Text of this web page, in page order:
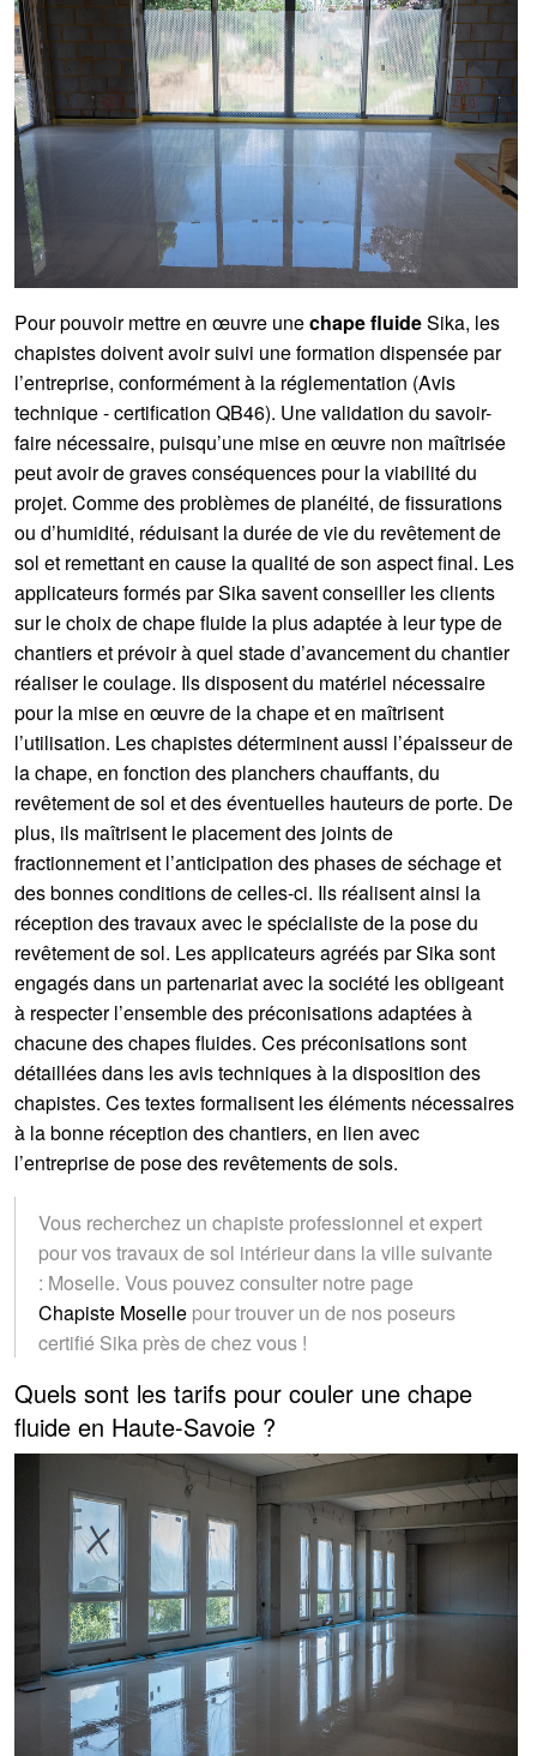
Pour pouvoir mettre en œuvre unechape fluideSika, les
chapistes doivent avoir suivi une formation dispensée par
l’entreprise, conformément à la réglementation (Avis
technique - certification QB46). Une validation du savoir-
faire nécessaire, puisqu’une mise en œuvre non maîtrisée
peut avoir de graves conséquences pour la viabilité du
projet. Comme des problèmes de planéité, de fissurations
ou d’humidité, réduisant la durée de vie du revêtement de
sol et remettant en cause la qualité de son aspect final. Les
applicateurs formés par Sika savent conseiller les clients
sur le choix de chape fluide la plus adaptée à leur type de
chantiers et prévoir à quel stade d’avancement du chantier
réaliser le coulage. Ils disposent du matériel nécessaire
pour la mise en œuvre de la chape et en maîtrisent
l’utilisation. Les chapistes déterminent aussi l’épaisseur de
la chape, en fonction des planchers chauffants, du
revêtement de sol et des éventuelles hauteurs de porte. De
plus, ils maîtrisent le placement des joints de
fractionnement et l’anticipation des phases de séchage et
des bonnes conditions de celles-ci. Ils réalisent ainsi la
réception des travaux avec le spécialiste de la pose du
revêtement de sol. Les applicateurs agréés par Sika sont
engagés dans un partenariat avec la société les obligeant
à respecter l’ensemble des préconisations adaptées à
chacune des chapes fluides. Ces préconisations sont
détaillées dans les avis techniques à la disposition des
chapistes. Ces textes formalisent les éléments nécessaires
à la bonne réception des chantiers, en lien avec
l’entreprise de pose des revêtements de sols.
Vous recherchez un chapiste professionnel et expert
pour vos travaux de sol intérieur dans la ville suivante
: Moselle. Vous pouvez consulter notre page
Chapiste Moselle pour trouver un de nos poseurs
certifié Sika près de chez vous !
Quels sont les tarifs pour couler une chape
fluide en Haute-Savoie ?